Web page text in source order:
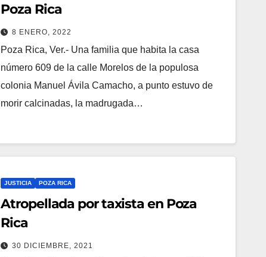
Poza Rica
8 ENERO, 2022
Poza Rica, Ver.- Una familia que habita la casa
número 609 de la calle Morelos de la populosa
colonia Manuel Ávila Camacho, a punto estuvo de
morir calcinadas, la madrugada…
JUSTICIA POZA RICA
Atropellada por taxista en Poza
Rica
30 DICIEMBRE, 2021